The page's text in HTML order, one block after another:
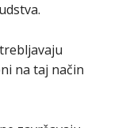
na taj način